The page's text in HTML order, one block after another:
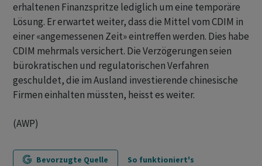
erhaltenen Finanzspritze lediglich um eine temporäre
Lösung. Er erwartet weiter, dass die Mittel vom CDIM in
einer «angemessenen Zeit» eintreffen werden. Dies habe
CDIM mehrmals versichert. Die Verzögerungen seien
bürokratischen und regulatorischen Verfahren
geschuldet, die im Ausland investierende chinesische
Firmen einhalten müssten, heisst es weiter.
(AWP)
Bevorzugte Quelle So funktioniert's